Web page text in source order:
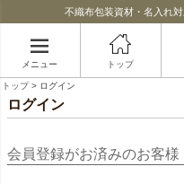
不織布包装資材・名入れ
メニュー トップ
トップ ログイン
ログイン
会員登録がお済みのお客様